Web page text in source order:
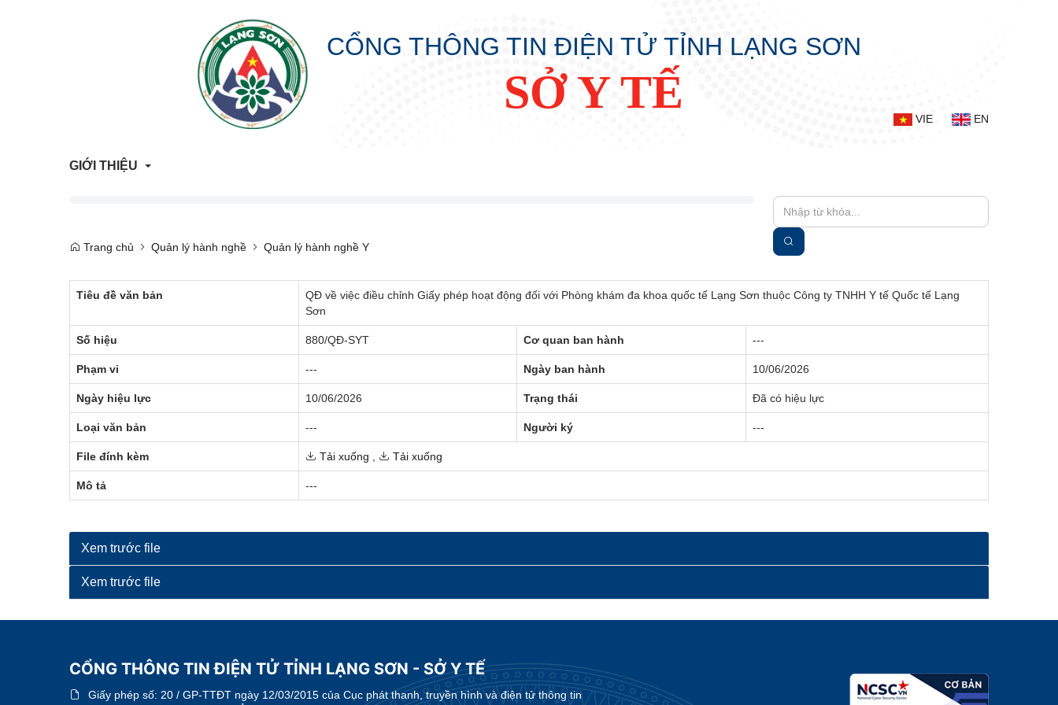
CỔNG THÔNG TIN ĐIỆN TỬ TỈNH LẠNG SƠN
SỞ Y TẾ
VIE EN
GIỚI THIỆU
Lịch sử hình thành
Trang chủ Quản lý hành nghề Quản lý hành nghề Y
Tiêu đề văn bản
QĐ về việc điều chỉnh Giấy phép hoạt động đối với Phòng khám đa khoa quốc tế Lạng Sơn thuộc Công ty TNHH Y tế Quốc tế Lạng
Sơn
Số hiệu 880/QĐ-SYT Cơ quan ban hành ---
Phạm vi --- Ngày ban hành 10/06/2026
Ngày hiệu lực 10/06/2026 Trạng thái Đã có hiệu lực
Loại văn bản --- Người ký ---
File đính kèm Tải xuống Tải xuống
Mô tả ---
Xem trước file
Xem trước file
CỔNG THÔNG TIN ĐIỆN TỬ TỈNH LẠNG SƠN - SỞ Y TẾ
Giấy phép số: 20 / GP-TTĐT ngày 12/03/2015 của Cục phát thanh, truyền hình và điện tử thông tin